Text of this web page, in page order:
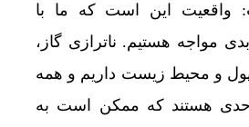
واقعیت این است که ما با
مواجه هستیم. ناترازی گاز،
پول و محیط زیست داریم و همه
حدی هستند که ممکن است به